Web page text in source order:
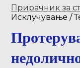
Прирачник за
Исклучување /